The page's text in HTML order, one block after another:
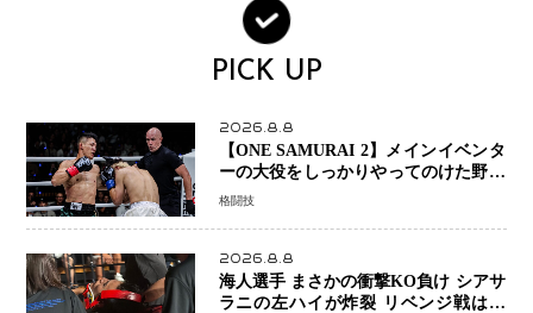
PICK UP
2026.8.8
【ONE SAMURAI 2】メインイベンタ
ーの大役をしっかりやってのけた野杁
正明が衝撃のリベンジ！ リウ・メン
ーで完全決着
格闘技
2026.8.8
海人選手 まさかの衝撃KO負け シアサ
ラニの左ハイが炸裂 リベンジ戦は一